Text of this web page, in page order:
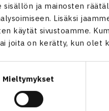
ja mainosten
Lisäksi
käytät sivustoamme.
joita on kerätty, kun olet
Mieltymykset
otteluina muistelen
voittojen kautta.